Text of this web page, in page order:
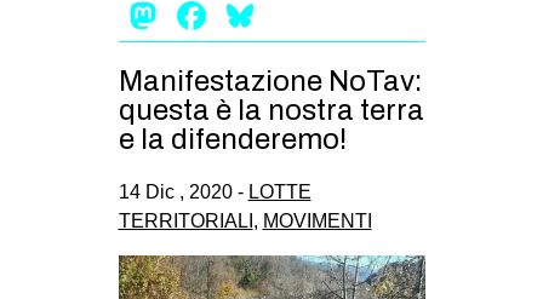
Mastodon
Facebook
Manifestazione NoTav:
questa è la nostra terra
e la difenderemo!
14 Dic , 2020 - LOTTE
TERRITORIALI , MOVIMENTI